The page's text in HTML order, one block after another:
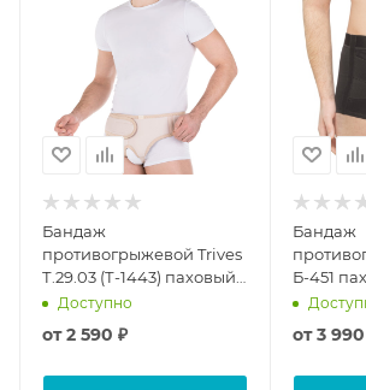
Бандаж
противогрыжевой Trives
Т.29.03 (Т-1443) паховый
(ЧЗ)Доступно
от2 590 ₽
Бандаж
Б-451
от3